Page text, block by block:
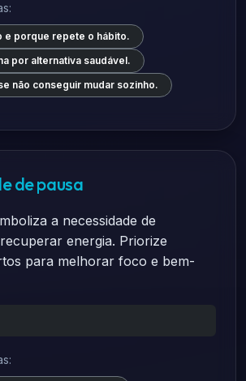
e porque repete o hábito.
por alternativa saudável.
não conseguir mudar sozinho.
de pausa
a necessidade de
energia. Priorize
para melhorar foco e bem-